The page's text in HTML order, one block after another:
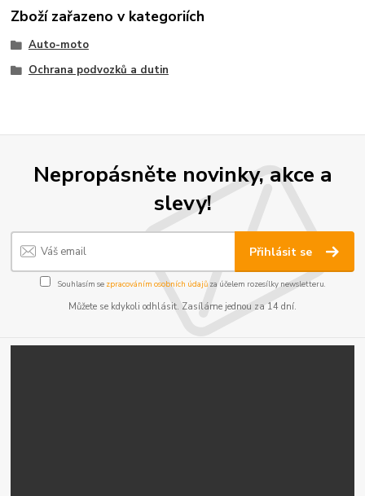
Zboží zařazeno v kategoriích
Auto-moto
Ochrana podvozků a dutin
Nepropásněte novinky, akce a
slevy!
Přihlásit se
Souhlasím se zpracováním osobních údajůza účelem rozesílky newsletteru.
Můžete se kdykoli odhlásit. Zasíláme jednou za 14 dní.